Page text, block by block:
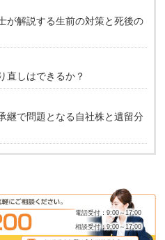
が解説する生前の対策と死後の
直しはできるか？
継で問題となる自社株と遺留分
相談受付：9:00～17:00
電話受付：9:00～17:00